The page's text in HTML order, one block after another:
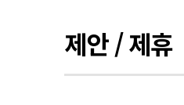
제안 / 제휴